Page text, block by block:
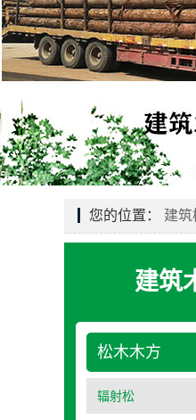
您的位置： 建筑
建筑
松木木方
辐射松